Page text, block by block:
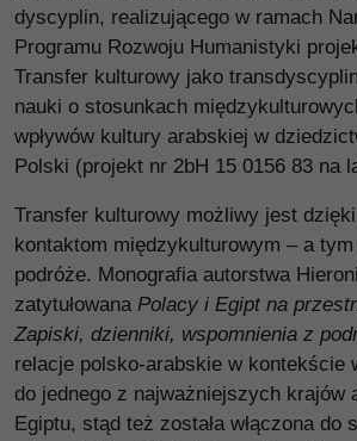
dyscyplin, realizującego w ramach
Programu Rozwoju Humanistyki
Transfer kulturowy jako
nauki o stosunkach
wpływów kultury arabskiej w
Polski (projekt nr 2bH 15 0156 83 na
Transfer kulturowy możliwy jest
kontaktom międzykulturowym – a
podróże. Monografia autorstwa
zatytułowana Polacy i Egipt na
Zapiski, dzienniki, wspomnienia z
relacje polsko-arabskie w kontekście
do jednego z najważniejszych krajów
Egiptu, stąd też została włączona do